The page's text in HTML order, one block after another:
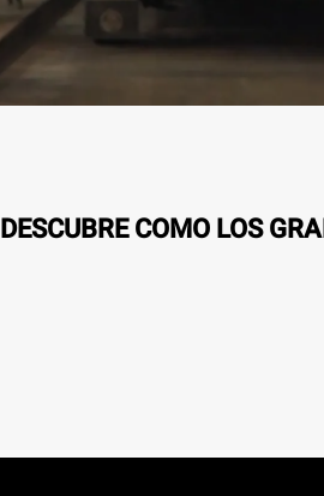
DESCUBRE COMO LOS